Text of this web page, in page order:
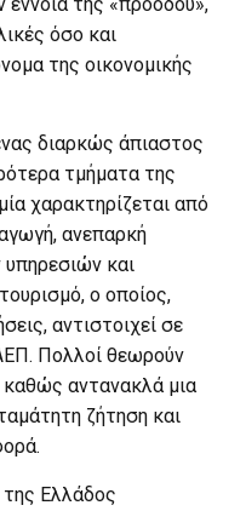
έννοια της «προόδου»,
όσο και
της οικονομικής
διαρκώς άπιαστος
τμήματα της
χαρακτηρίζεται από
ανεπαρκή
και
ο οποίος,
αντιστοιχεί σε
Πολλοί θεωρούν
καθώς αντανακλά μια
ζήτηση και
Ελλάδος